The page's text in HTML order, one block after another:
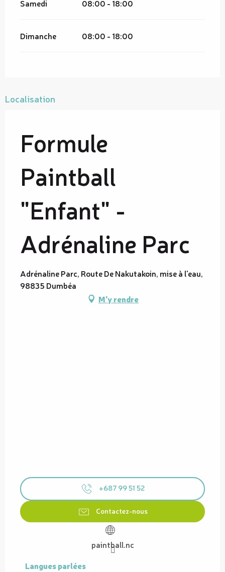
Samedi 08:00 - 18:00
Dimanche 08:00 - 18:00
Localisation
Formule
Paintball
"Enfant" -
Adrénaline Parc
Adrénaline Parc, Route De Nakutakoin, mise à l'eau,
98835 Dumbéa
M'y rendre
+687 99 51 52
Contactez-nous
paintball.nc
Langues parlées
Langues parlées